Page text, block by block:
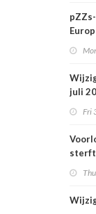
juli
Fri